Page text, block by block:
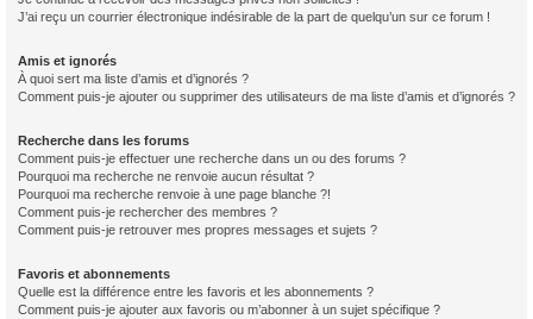
J’ai reçu un courrier électronique indésirable de la part de quelqu’un sur ce forum !
Amis et ignorés
À quoi sert ma liste d’amis et d’ignorés ?
Comment puis-je ajouter ou supprimer des utilisateurs de ma liste d’amis et d’ignorés ?
Recherche dans les forums
Comment puis-je effectuer une recherche dans un ou des forums ?
Pourquoi ma recherche ne renvoie aucun résultat ?
Pourquoi ma recherche renvoie à une page blanche ?!
Comment puis-je rechercher des membres ?
Comment puis-je retrouver mes propres messages et sujets ?
Favoris et abonnements
Quelle est la différence entre les favoris et les abonnements ?
Comment puis-je ajouter aux favoris ou m’abonner à un sujet spécifique ?